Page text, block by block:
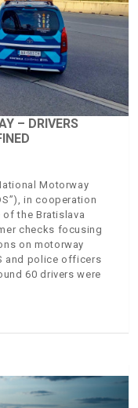
– DRIVERS
Motorway
in cooperation
the Bratislava
checks focusing
on motorway
and police officers
60 drivers were